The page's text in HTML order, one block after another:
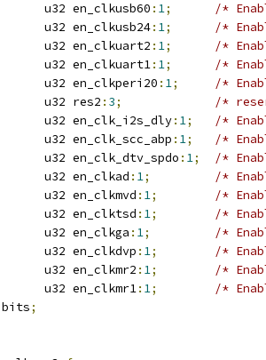
		u32 en_clkusb60
: 1;
		u32 en_clkusb24
: 1;
		u32 en_clkuart2
: 1;
		u32 en_clkuart1
: 1;
		u32 en_clkperi20
: 1;
		u32 res2
: 3;
		u32 en_clk_i2s_dly
: 1;
		u32 en_clk_scc_abp
: 1;
		u32 en_clk_dtv_spdo
: 1;
		u32 en_clkad
: 1;
		u32 en_clkmvd
: 1;
		u32 en_clktsd
: 1;
		u32 en_clkga
: 1;
		u32 en_clkdvp
: 1;
		u32 en_clkmr2
: 1;
		u32 en_clkmr1
: 1;
bits;